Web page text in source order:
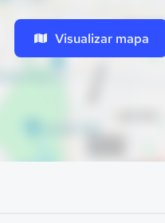
Visualizar mapa